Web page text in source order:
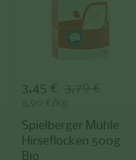
Sale-Preis:
3,45 €
Spielberger Mühle
Hirseflocken 500g
Bio